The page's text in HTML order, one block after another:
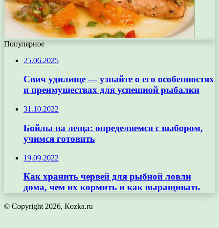
Популярное
25.06.2025
Свич удилище — узнайте о его особенностях
и преимуществах для успешной рыбалки
31.10.2022
Бойлы на леща: определяемся с выбором,
учимся готовить
19.09.2022
Как хранить червей для рыбной ловли
дома, чем их кормить и как выращивать
© Copyright 2026, Кozka.ru